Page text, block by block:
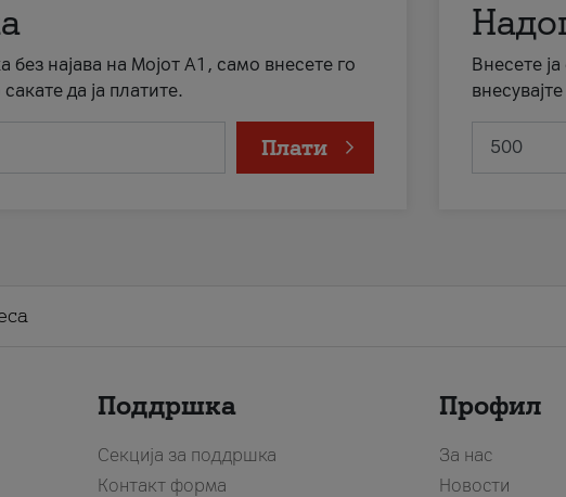
без најава на Мојот А1, само внесете го
да ја платите.
Плати
Внесете
Поддршка
Секција за поддршка
Контакт форма
Профил
За нас
Новости